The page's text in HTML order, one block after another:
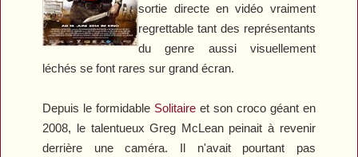
sortie directe en vidéo vraiment
regrettable tant des représentants
du genre aussi visuellement
léchés se font rares sur grand écran.
Depuis le formidable Solitaire et son croco géant en
2008, le talentueux Greg McLean peinait à revenir
derrière une caméra. Il n'avait pourtant pas